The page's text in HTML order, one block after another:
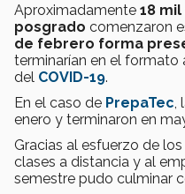
Aproximadamente 18
posgrado comenzaron
de febrero forma
terminarían en el formato
del COVID-19.
En el caso de PrepaTec
enero y terminaron en
Gracias al esfuerzo de
clases a distancia y al
semestre pudo culminar